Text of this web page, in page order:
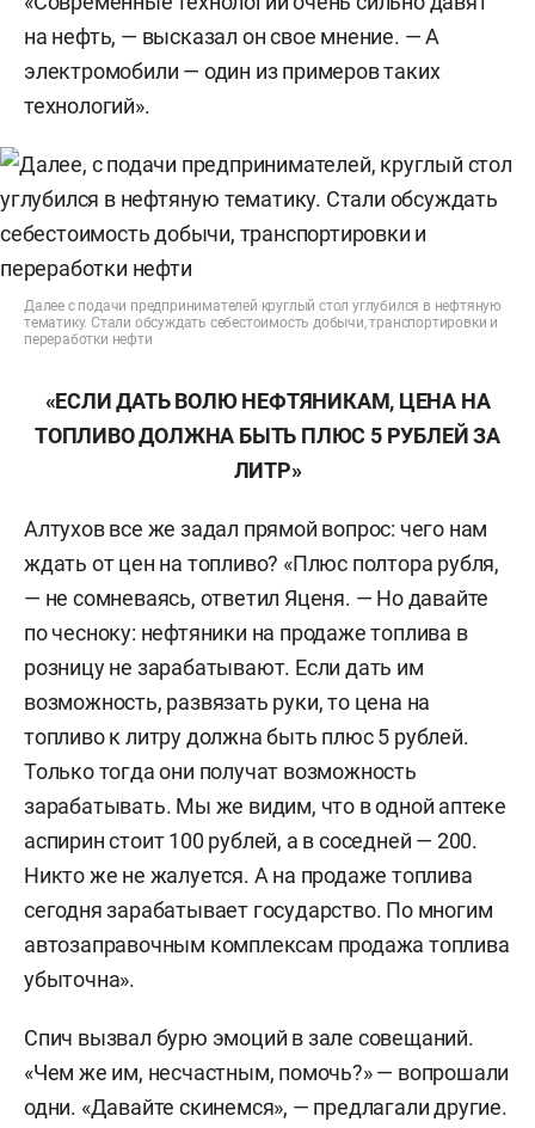
на нефть, — высказал он свое мнение. — А
электромобили — один из примеров таких
технологий».
Далее с подачи предпринимателей круглый стол углубился в нефтяную
тематику. Стали обсуждать себестоимость добычи, транспортировки и
переработки нефти
«ЕСЛИ ДАТЬ ВОЛЮ НЕФТЯНИКАМ, ЦЕНА НА
ТОПЛИВО ДОЛЖНА БЫТЬ ПЛЮС 5 РУБЛЕЙ ЗА
ЛИТР»
Алтухов все же задал прямой вопрос: чего нам
ждать от цен на топливо? «Плюс полтора рубля,
— не сомневаясь, ответил Яценя. — Но давайте
по чесноку: нефтяники на продаже топлива в
розницу не зарабатывают. Если дать им
возможность, развязать руки, то цена на
топливо к литру должна быть плюс 5 рублей.
Только тогда они получат возможность
зарабатывать. Мы же видим, что в одной аптеке
аспирин стоит 100 рублей, а в соседней — 200.
Никто же не жалуется. А на продаже топлива
сегодня зарабатывает государство. По многим
автозаправочным комплексам продажа топлива
убыточна».
Спич вызвал бурю эмоций в зале совещаний.
«Чем же им, несчастным, помочь?» — вопрошали
одни. «Давайте скинемся», — предлагали другие.